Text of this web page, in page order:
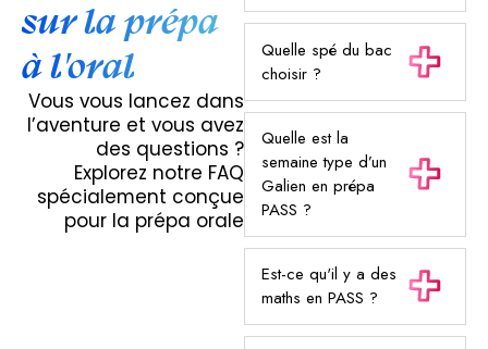
sur la prépa
à l'oral
Vous vous lancez dans
l’aventure et vous avez
des questions ?
Explorez notre FAQ
spécialement conçue
pour la prépa orale
Quelle spé du bac
choisir ?
Quelle est la
semaine type d’un
Galien en prépa
PASS ?
Est-ce qu'il y a des
maths en PASS ?